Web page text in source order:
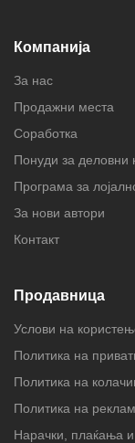
Компанија
За нас
Продажни места
Соработка
Понуди за деловни
Програма за
За нови автори
Контакт
Продавница
Услови на
Политика на
Политика на
Политика на
Нарачки, плаќања